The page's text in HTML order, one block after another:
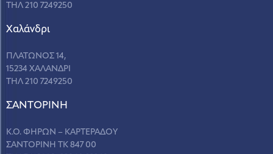
ΤΗΛ 210 7249250
Χαλάνδρι
ΠΛΑΤΩΝΟΣ 14,
15234 ΧΑΛΑΝΔΡΙ
ΤΗΛ 210 7249250
ΣANΤΟΡΙΝΗ
Κ.Ο. ΦΗΡΩΝ – ΚΑΡΤΕΡΑΔΟΥ
ΣΑΝΤΟΡΙΝΗ ΤΚ 847 00